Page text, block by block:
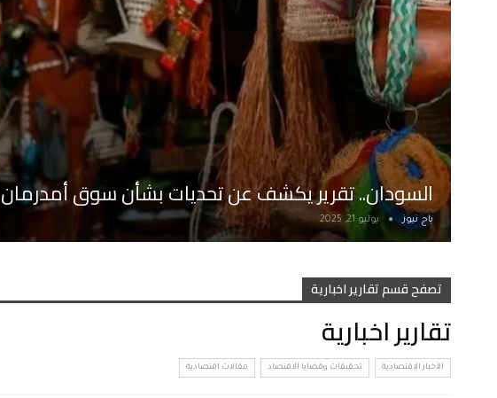
السودان.. تقرير يكشف عن تحديات بشأن سوق أمدرمان
باج نيوز يوليو 21, 2025
تصفح قسم تقارير اخبارية
تقارير اخبارية
الأخبار الاقتصادية تحقيقات وقضايا الاقتصاد مقالات اقتصادية